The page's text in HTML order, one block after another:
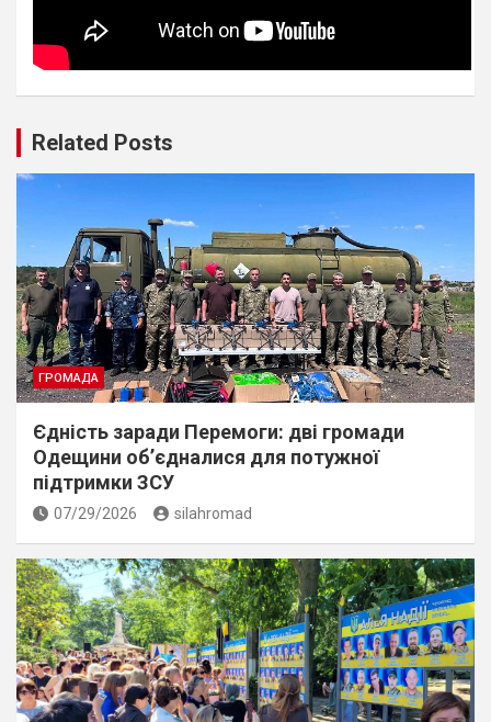
Related Posts
ГРОМАДА
Єдність заради Перемоги: дві громади
Одещини об’єдналися для потужної
підтримки ЗСУ
07/29/2026 silahromad